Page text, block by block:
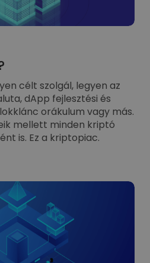
célt szolgál, legyen az
dApp fejlesztési és
orákulum vagy más.
mellett minden kriptó
is. Ez a kriptopiac.